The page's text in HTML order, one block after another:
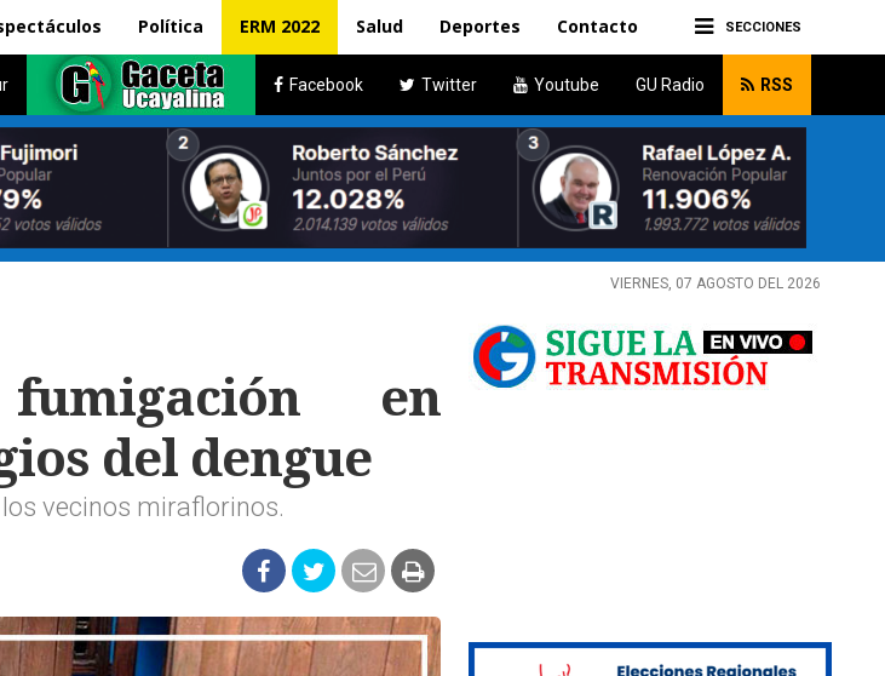
SECCIONES
Política ERM 2022 Salud Deportes Contacto
Facebook Twitter Youtube GU Radio RSS
VIERNES, 07 AGOSTO DEL 2026
en
del dengue
vecinos miraflorinos.